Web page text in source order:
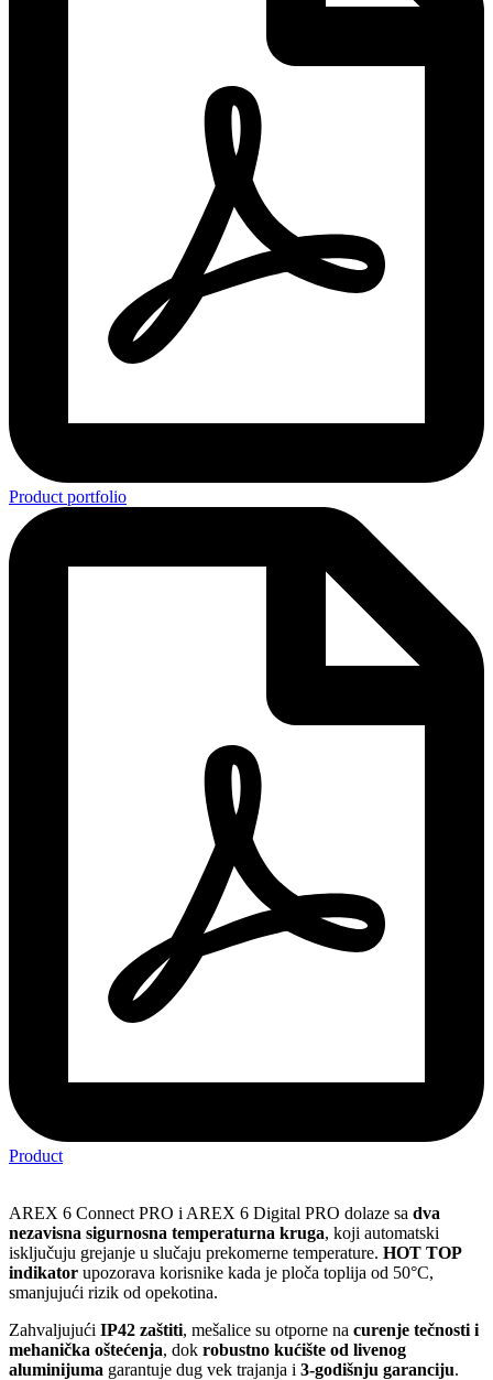
Product portfolio
Product
AREX 6 Connect PRO i AREX 6 Digital PRO dolaze sa dva
nezavisna sigurnosna temperaturna kruga, koji automatski
isključuju grejanje u slučaju prekomerne temperature. HOT TOP
indikator upozorava korisnike kada je ploča toplija od 50°C,
smanjujući rizik od opekotina.
Zahvaljujući IP42 zaštiti, mešalice su otporne na curenje tečnosti i
mehanička oštećenja, dok robustno kućište od livenog
aluminijuma garantuje dug vek trajanja i 3-godišnju garanciju.